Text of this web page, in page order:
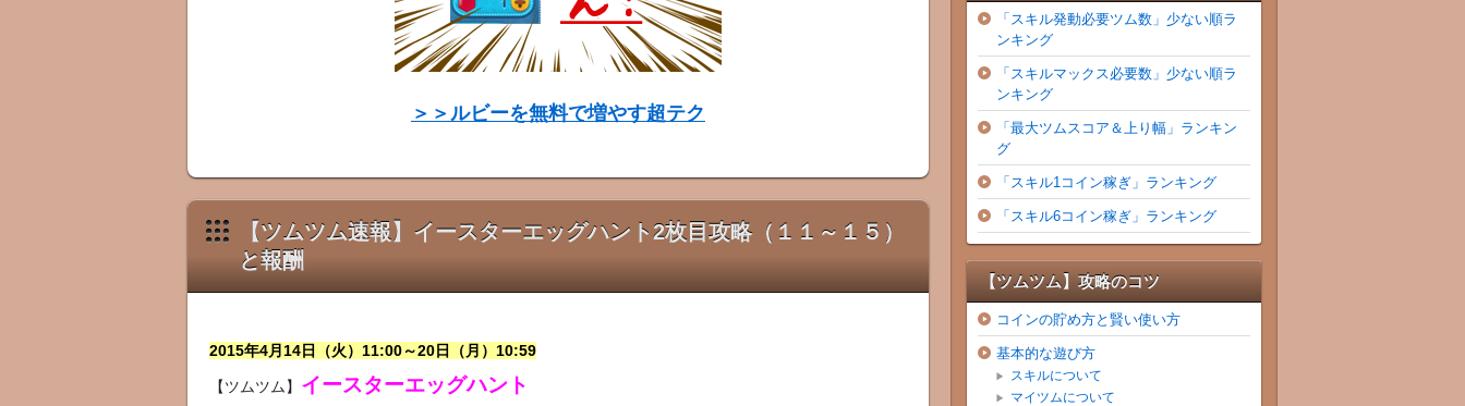
＞＞ルビーを無料で増やす超テク
【ツムツム速報】イースターエッグハント2枚目攻略（１１～１５）
と報酬
2015年4月14日（火）11:00～20日（月）10:59
【ツムツム】 イースターエッグハント
「スキル発動必要ツム数」少ない順ラ
ンキング
「スキルマックス必要数」少ない順ラ
ンキング
「最大ツムスコア＆上り幅」ランキン
グ
「スキル1コイン稼ぎ」ランキング
「スキル6コイン稼ぎ」ランキング
【ツムツム】攻略のコツ
コインの貯め方と賢い使い方
基本的な遊び方
スキルについて
マイツムについて